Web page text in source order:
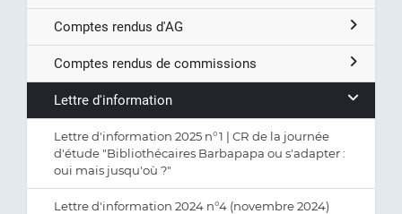
Comptes rendus d'AG
Comptes rendus de commissions
Lettre d'information
Lettre d'information 2025 n°1 | CR de la journée
d'étude "Bibliothécaires Barbapapa ou s'adapter :
oui mais jusqu'où ?"
Lettre d'information 2024 n°4 (novembre 2024)